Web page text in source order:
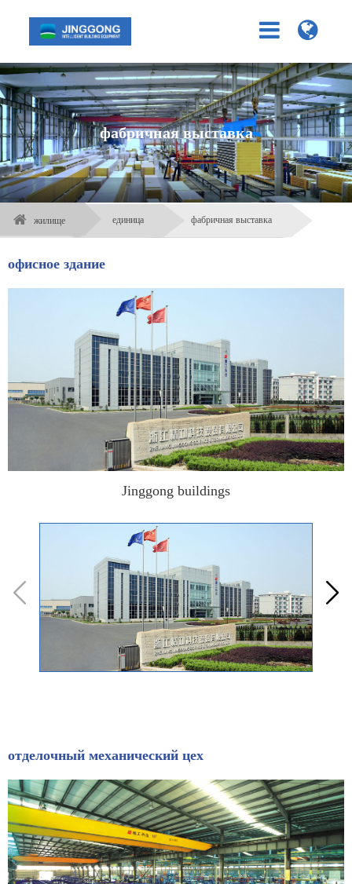
фабричная выставка
жилище единица фабричная выставка
офисное здание
Jinggong buildings
 
отделочный механический цех